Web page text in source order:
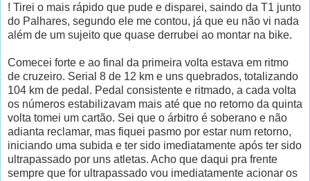
! Tirei o mais rápido que pude e disparei, saindo da T1 junto
do Palhares, segundo ele me contou, já que eu não vi nada
além de um sujeito que quase derrubei ao montar na bike.
Comecei forte e ao final da primeira volta estava em ritmo
de cruzeiro. Serial 8 de 12 km e uns quebrados, totalizando
104 km de pedal. Pedal consistente e ritmado, a cada volta
os números estabilizavam mais até que no retorno da quinta
volta tomei um cartão. Sei que o árbitro é soberano e não
adianta reclamar, mas fiquei pasmo por estar num retorno,
iniciando uma subida e ter sido imediatamente após ter sido
ultrapassado por uns atletas. Acho que daqui pra frente
sempre que for ultrapassado vou imediatamente acionar os